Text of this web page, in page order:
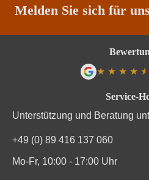
Weinart
Durchschnittliche
Kohlenhydrate davon Zucker
Melden Sie sich für
Service-
Unterstützung und Beratung
+49 (0) 89 416 137 060
Mo-Fr, 10:00 - 17:00 Uhr
★ ★ ★ ★ ★
★